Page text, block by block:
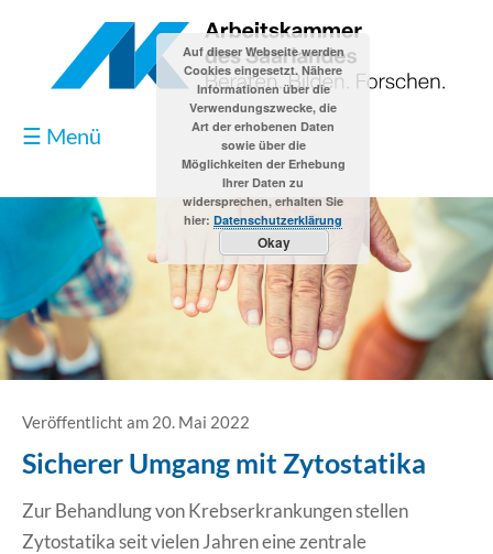
☰ Menü
Blog
Kontakt
Datenschutzerklärung
Erklärung Barrierefreiheit
Veröffentlicht am 20. Mai 2022
Sicherer Umgang mit Zytostatika
Zur Behandlung von Krebserkrankungen stellen
Zytostatika seit vielen Jahren eine zentrale
Auf dieser Webseite werden
Cookies eingesetzt. Nähere
Informationen über die
Verwendungszwecke, die
Art der erhobenen Daten
sowie über die
Möglichkeiten der Erhebung
Ihrer Daten zu
widersprechen, erhalten Sie
hier: Datenschutzerklärung
Okay